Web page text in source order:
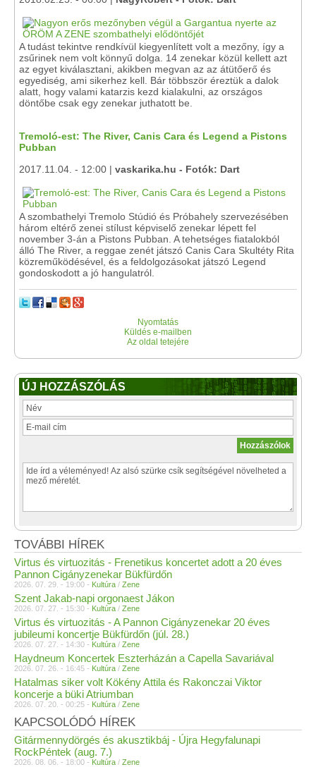
A tudást tekintve rendkívül kiegyenlített volt a mezőny, így a
zsűrinek nem volt könnyű dolga. 14 zenekar közül kellett azt
az egyet kiválasztani, akikben megvan az az átütőerő és
egyediség, ami sikerhez kell. Bár többször éreztük a dalok
alatt, hogy valami katarzis kezd kialakulni, az országos
döntőbe csak egy zenekar juthatott be.
Tremoló-est: The River, Canis Cara és Legend a Pistons
Pubban
2017.11.04. - 12:00 | vaskarika.hu - Fotók: Dart
A szombathelyi Tremolo Stúdió és Próbahely szervezésében
három eltérő zenei stílust képviselő zenekar lépett fel
november 3-án a Pistons Pubban. A tehetséges fiatalokból
álló The River, a reggae zenét játszó Canis Cara Skultéty Rita
közreműködésével, és a feldolgozásokat játszó Legend
gondoskodott a jó hangulatról.
Nyomtatás
Küldés e-mailben
Az oldal tetejére
ÚJ HOZZÁSZÓLÁS
TOVÁBBI HÍREK
Virtus és virtuozitás - Frenetikus koncertet adott a 20 éves
Pannon Cigányzenekar Bükfürdőn
2026. 07. 29. - 19:00 - Kultúra / Zene
Szent Jakab-napi orgonaest Jákon
2026. 07. 27. - 15:30 - Kultúra / Zene
Virtus és virtuozitás - A Pannon Cigányzenekar 20 éves
jubileumi koncertje Bükfürdőn (júl. 28.)
2026. 07. 27. - 14:30 - Kultúra / Zene
Haydneum Koncertek Eszterházán a Capella Savariával
2026. 07. 26. - 16:45 - Kultúra / Zene
Hatalmas siker volt Kökény Attila és Rakonczai Viktor
koncerje a büki Atriumban
2026. 07. 20. - 00:25 - Kultúra / Zene
KAPCSOLÓDÓ HÍREK
Gitármennydörgés és akusztikbáj - Újra Hegyfalunapi
RockPéntek (aug. 7.)
2026. 08. 06. - 18:00 - Kultúra / Zene